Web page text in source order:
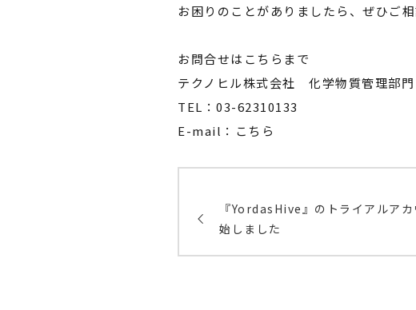
お困りのことがありましたら、ぜひご相
お問合せはこちらまで
テクノヒル株式会社 化学物質管理部門
TEL：03-62310133
E-mail： こちら
『YordasHive』のトライアルア
始しました